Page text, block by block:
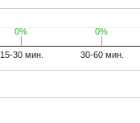
15-30 мин. 30-60 мин.
0%
0% 0%
0%